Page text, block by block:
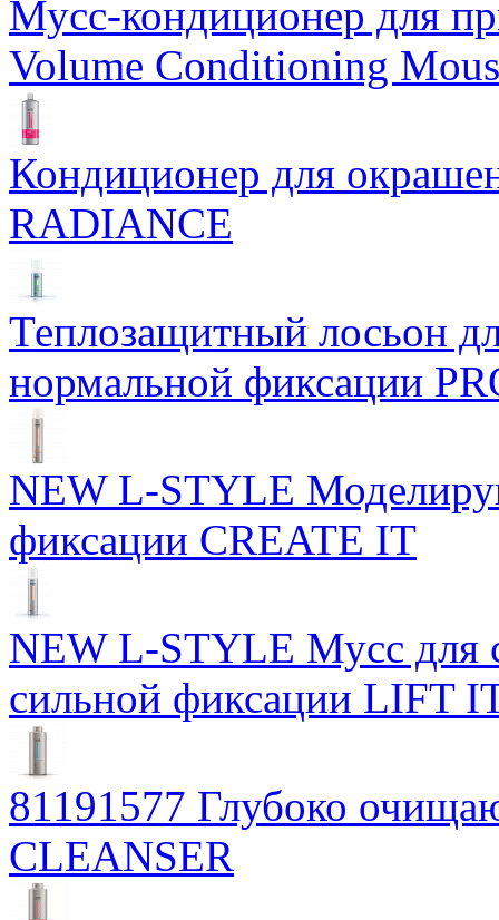
Мусс-кондиционер для
Volume Conditioning
Кондиционер для
RADIANCE
Теплозащитный лосьон
нормальной фиксации
NEW L-STYLE
фиксации CREATE IT
NEW L-STYLE Мусс для
сильной фиксации LIFT
81191577 Глубоко
CLEANSER